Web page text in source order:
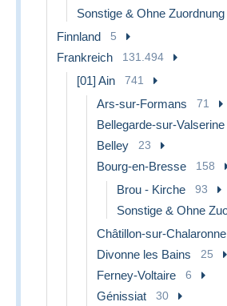
Sonstige & Ohne Zuordnung
Finnland 5
Frankreich 131.494
[01] Ain 741
Ars-sur-Formans 71
Bellegarde-sur-Valserine
Belley 23
Bourg-en-Bresse 158
Brou - Kirche 93
Châtillon-sur-Chalaronne
Divonne les Bains 25
Ferney-Voltaire 6
Génissiat 30